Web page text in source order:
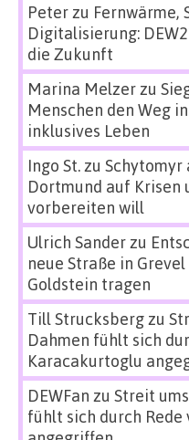
Peterzu Fernwärme,
Digitalisierung:
die Zukunft
Marina Melzerzu
Menschen den Weg
inklusives Leben
Ingo St.zu Schytomyr
Dortmund auf Krisen
vorbereiten will
Ulrich Sanderzu
neue Straße in
Goldstein tragen
Till Strucksbergzu
Dahmen fühlt sich
Karacakurtoglu
DEWFan zu Streit
fühlt sich durch